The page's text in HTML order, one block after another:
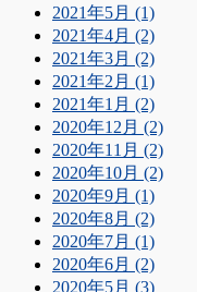
2021年5月 (1)
2021年4月 (2)
2021年3月 (2)
2021年2月 (1)
2021年1月 (2)
2020年12月 (2)
2020年11月 (2)
2020年10月 (2)
2020年9月 (1)
2020年8月 (2)
2020年7月 (1)
2020年6月 (2)
2020年5月 (3)